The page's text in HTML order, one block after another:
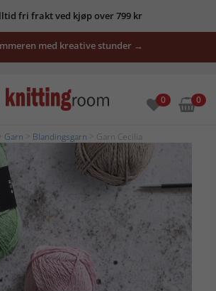
fri frakt ved kjøp over 799 kr
med kreative stunder →
0 0
Garn Blandingsgarn > Garn Cecilia